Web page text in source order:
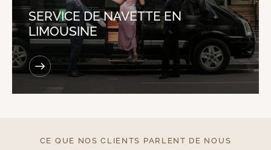
SERVICE DE NAVETTE EN
LIMOUSINE
CE QUE NOS CLIENTS PARLENT DE NOUS